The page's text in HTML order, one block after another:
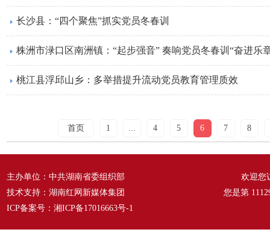
长沙县：“四个聚焦”抓实党员冬春训
株洲市渌口区南洲镇：“起步强音” 奏响党员冬春训“奋进乐
桃江县浮邱山乡：多举措提升流动党员教育管理质效
首页 1 ... 4 5 6 7 8
主办单位：中共湖南省委组织部
技术支持：湖南红网新媒体集团
ICP备案号： 湘ICP备17016663号-1
欢迎您
您是第